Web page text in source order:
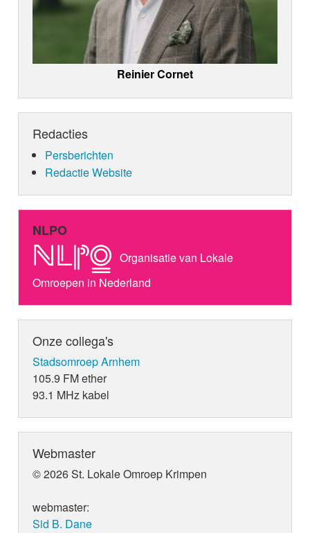
Reinier Cornet
Redacties
Persberichten
Redactie Website
NLPO
Organisatie van Lokale
Omroepen in Nederland
Onze collega's
Stadsomroep Arnhem
105.9 FM ether
93.1 MHz kabel
Webmaster
© 2026 St. Lokale Omroep Krimpen
webmaster:
Sid B. Dane